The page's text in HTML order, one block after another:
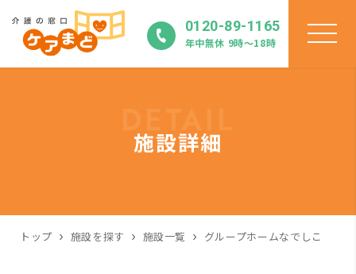
0120-89-1165
年中無休 9時〜18時
施設詳細
トップ 施設を探す 施設一覧 グループホームなでしこ